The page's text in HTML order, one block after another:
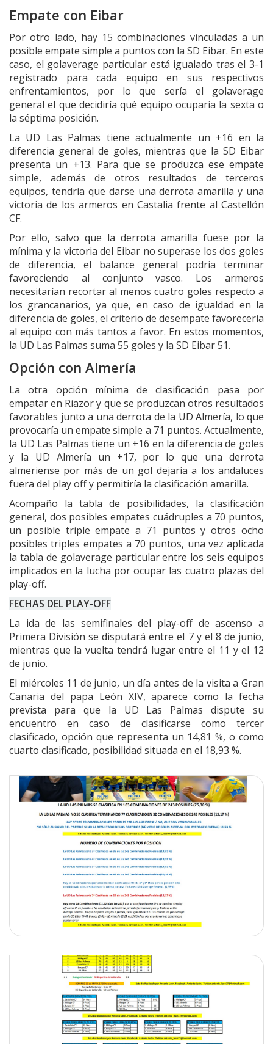
Empate con Eibar
Por otro lado, hay 15 combinaciones vinculadas a un
posible empate simple a puntos con la SD Eibar. En este
caso, el golaverage particular está igualado tras el 3-1
registrado para cada equipo en sus respectivos
enfrentamientos, por lo que sería el golaverage
general el que decidiría qué equipo ocuparía la sexta o
la séptima posición.
La UD Las Palmas tiene actualmente un +16 en la
diferencia general de goles, mientras que la SD Eibar
presenta un +13. Para que se produzca ese empate
simple, además de otros resultados de terceros
equipos, tendría que darse una derrota amarilla y una
victoria de los armeros en Castalia frente al Castellón
CF.
Por ello, salvo que la derrota amarilla fuese por la
mínima y la victoria del Eibar no superase los dos goles
de diferencia, el balance general podría terminar
favoreciendo al conjunto vasco. Los armeros
necesitarían recortar al menos cuatro goles respecto a
los grancanarios, ya que, en caso de igualdad en la
diferencia de goles, el criterio de desempate favorecería
al equipo con más tantos a favor. En estos momentos,
la UD Las Palmas suma 55 goles y la SD Eibar 51.
Opción con Almería
La otra opción mínima de clasificación pasa por
empatar en Riazor y que se produzcan otros resultados
favorables junto a una derrota de la UD Almería, lo que
provocaría un empate simple a 71 puntos. Actualmente,
la UD Las Palmas tiene un +16 en la diferencia de goles
y la UD Almería un +17, por lo que una derrota
almeriense por más de un gol dejaría a los andaluces
fuera del play off y permitiría la clasificación amarilla.
Acompaño la tabla de posibilidades, la clasificación
general, dos posibles empates cuádruples a 70 puntos,
un posible triple empate a 71 puntos y otros ocho
posibles triples empates a 70 puntos, una vez aplicada
la tabla de golaverage particular entre los seis equipos
implicados en la lucha por ocupar las cuatro plazas del
play-off.
FECHAS DEL PLAY-OFF
La ida de las semifinales del play-off de ascenso a
Primera División se disputará entre el 7 y el 8 de junio,
mientras que la vuelta tendrá lugar entre el 11 y el 12
de junio.
El miércoles 11 de junio, un día antes de la visita a Gran
Canaria del papa León XIV, aparece como la fecha
prevista para que la UD Las Palmas dispute su
encuentro en caso de clasificarse como tercer
clasificado, opción que representa un 14,81 %, o como
cuarto clasificado, posibilidad situada en el 18,93 %.